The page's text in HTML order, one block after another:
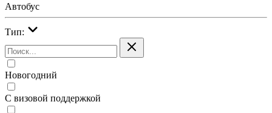
Автобус
Тип:
Новогодний
С визовой поддержкой